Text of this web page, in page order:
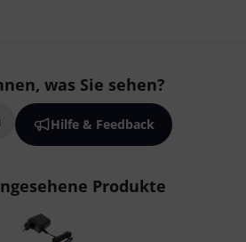
was Sie sehen?
Hilfe & Feedback
Produkte